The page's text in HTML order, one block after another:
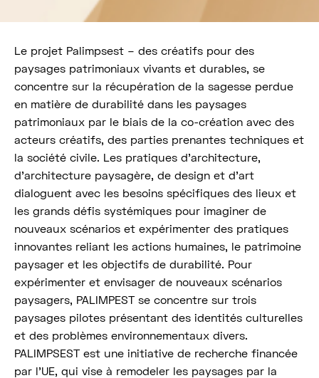
Le projet Palimpsest – des créatifs pour des
paysages patrimoniaux vivants et durables, se
concentre sur la récupération de la sagesse perdue
en matière de durabilité dans les paysages
patrimoniaux par le biais de la co-création avec des
acteurs créatifs, des parties prenantes techniques et
la société civile. Les pratiques d’architecture,
d’architecture paysagère, de design et d’art
dialoguent avec les besoins spécifiques des lieux et
les grands défis systémiques pour imaginer de
nouveaux scénarios et expérimenter des pratiques
innovantes reliant les actions humaines, le patrimoine
paysager et les objectifs de durabilité. Pour
expérimenter et envisager de nouveaux scénarios
paysagers, PALIMPEST se concentre sur trois
paysages pilotes présentant des identités culturelles
et des problèmes environnementaux divers.
PALIMPSEST est une initiative de recherche financée
par l’UE, qui vise à remodeler les paysages par la